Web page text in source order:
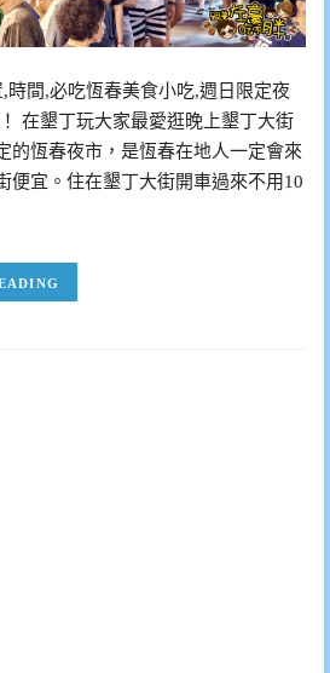
時間,必吃恆春美食小吃,週日限定夜
在墾丁玩大家最愛逛晚上墾丁大街
的恆春夜市，是恆春在地人一定會來
便宜。住在墾丁大街開車過來不用10